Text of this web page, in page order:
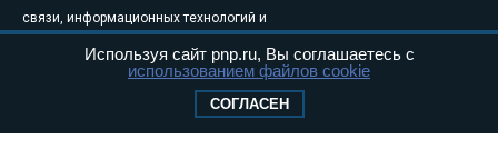
связи, информационных технологий и
августа 2011 года. 18+
Свидетельство о регистрации Эл № ФС77-
Используя сайт pnp.ru, Вы соглашаетесь с
использованием файлов cookie
СОГЛАСЕН